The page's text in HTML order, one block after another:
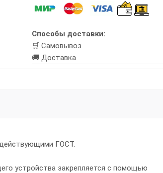
Способы доставки:
🛒 Самовывоз
🚚 Доставка
действующими ГОСТ.
устройства закрепляется с помощью